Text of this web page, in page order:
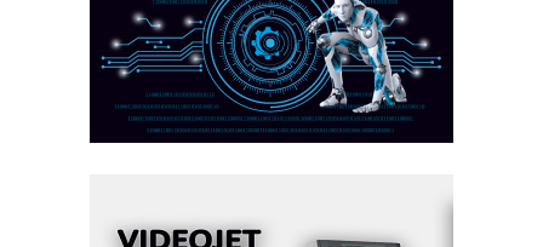
MOTOMAN – NEXT-Robotika vođena
veštačkom inteligencijom
I.SAFE MOBILE revolucioniše
industrijsku automatizaciju
pionirskimmobile operator PANEL-OM
KIP KOP – napredna rešenja za
savremene industrijske i logističke